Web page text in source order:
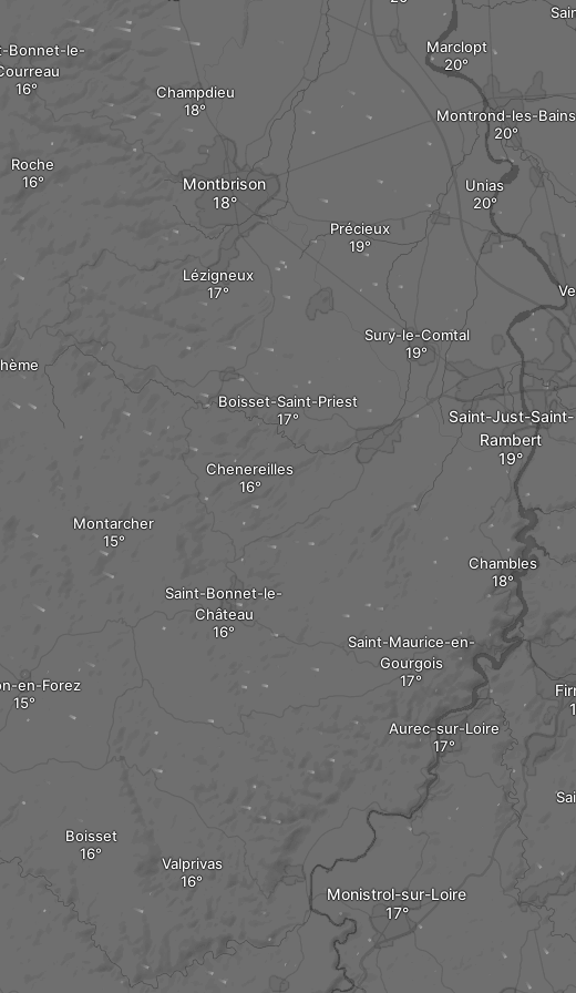
Chambles
Saint-Just-Saint-
Rambert
Aurec-sur-Loire
Saint-Bonnet-le-
Château
Saint-Maurice-en-
Gourgois
Lézigneux
Boisset-Saint-Priest
Chenereilles
Sury-le-Comtal
Monistrol-sur-Loire
Valprivas
Unias
Montrond-les-Bains
Précieux
Montbrison
Champdieu
Marclopt
en-Forez
Montarcher
Boisset
Roche
Bonnet-le-